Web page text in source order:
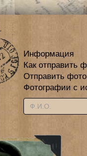
Информация
Как отправить
Отправить
Фотографии с